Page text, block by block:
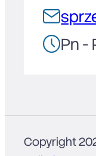
Pn -
Copyright